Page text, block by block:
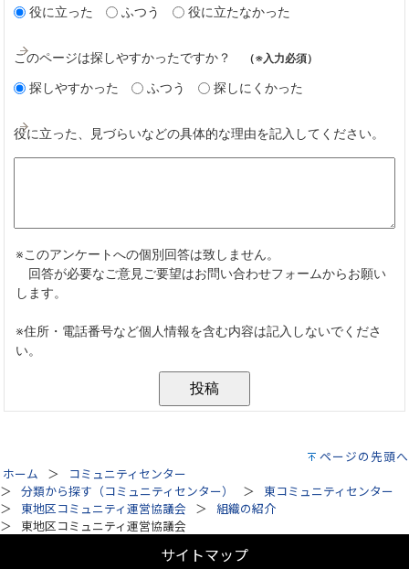
ページの先頭へ
ホーム
コミュニティセンター
分類から探す（コミュニティセンター）
東コミュニティセンター
東地区コミュニティ運営協議会
組織の紹介
東地区コミュニティ運営協議会
サイトマップ